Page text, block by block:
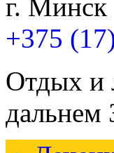
г. Минск
+375
Отдых и
дальнем